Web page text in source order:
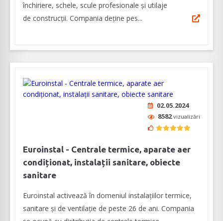
închiriere, schele, scule profesionale și utilaje
de construcții. Compania deține pes...
02.05.2024
8582vizualizări
Euroinstal - Centrale termice, aparate aer
condiționat, instalații sanitare, obiecte
sanitare
Euroinstal activează în domeniul instalațiilor termice,
sanitare și de ventilație de peste 26 de ani. Compania